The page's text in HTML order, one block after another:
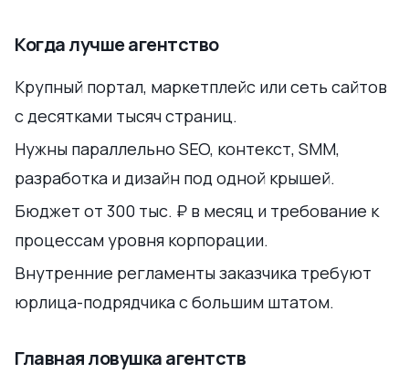
Когда лучше агентство
Крупный портал, маркетплейс или сеть сайтов
с десятками тысяч страниц.
Нужны параллельно SEO, контекст, SMM,
разработка и дизайн под одной крышей.
Бюджет от 300 тыс. ₽ в месяц и требование к
процессам уровня корпорации.
Внутренние регламенты заказчика требуют
юрлица-подрядчика с большим штатом.
Главная ловушка агентств